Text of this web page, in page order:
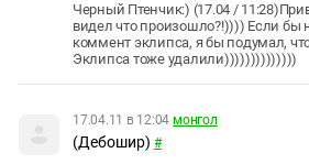
Черный Птенчик:) (17.04 /
видел что произошло?!)))) Если бы
коммент эклипса, я бы подумал,
Эклипса тоже удалили))))))))))))))
17.04.11 в 12:04 монгол
(Дебошир) #